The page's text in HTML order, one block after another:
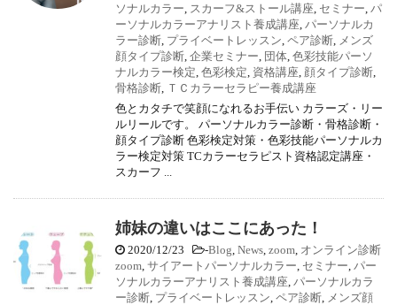
ソナルカラー, スカーフ&ストール講座, セミナー, パ
ーソナルカラーアナリスト養成講座, パーソナルカ
ラー診断, プライベートレッスン, ペア診断, メンズ
顔タイプ診断, 企業セミナー, 団体, 色彩技能パーソ
ナルカラー検定, 色彩検定, 資格講座, 顔タイプ診断,
骨格診断, ＴＣカラーセラピー養成講座
色とカタチで笑顔になれるお手伝い カラーズ・リー
ルリールです。 パーソナルカラー診断・骨格診断・
顔タイプ診断 色彩検定対策・色彩技能パーソナルカ
ラー検定対策 TCカラーセラピスト資格認定講座・
スカーフ ...
姉妹の違いはここにあった！
2020/12/23 -Blog, News, zoom, オンライン診断
zoom, サイアートパーソナルカラー, セミナー, パー
ソナルカラーアナリスト養成講座, パーソナルカラ
ー診断, プライベートレッスン, ペア診断, メンズ顔